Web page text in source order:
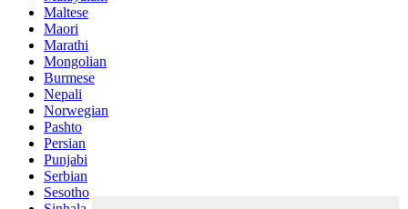
Maltese
Maori
Marathi
Mongolian
Burmese
Nepali
Norwegian
Pashto
Persian
Punjabi
Serbian
Sesotho